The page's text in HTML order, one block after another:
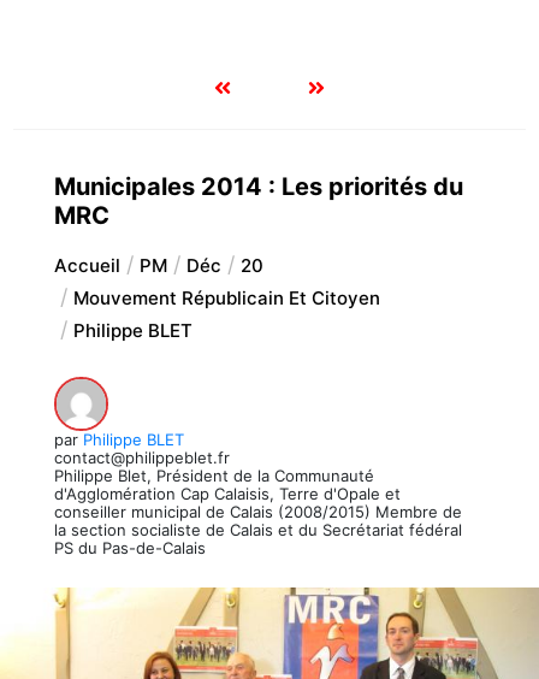
Municipales 2014 : Les priorités du
MRC
Accueil PM Déc
20
Mouvement Républicain Et Citoyen
Philippe BLET
par Philippe BLET
contact@philippeblet.fr
Philippe Blet, Président de la Communauté
d'Agglomération Cap Calaisis, Terre d'Opale et
conseiller municipal de Calais (2008/2015) Membre de
la section socialiste de Calais et du Secrétariat fédéral
PS du Pas-de-Calais